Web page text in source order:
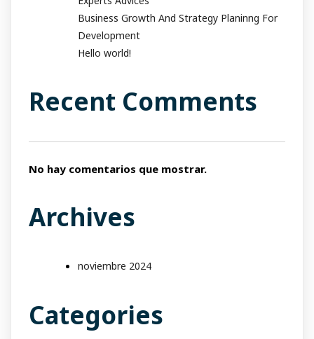
Business Growth And Strategy Planinng For
Development
Hello world!
Recent Comments
No hay comentarios que mostrar.
Archives
noviembre 2024
Categories